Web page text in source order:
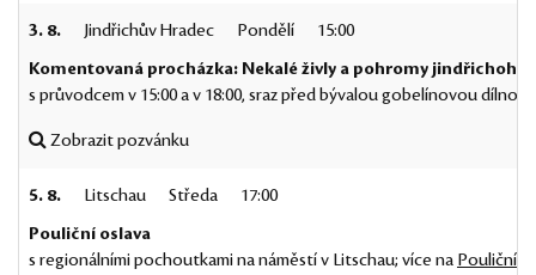
3. 8. Jindřichův Hradec Pondělí
15:00
Komentovaná procházka: Nekalé živly a pohromy
s průvodcem v 15:00 a v 18:00, sraz před bývalou gobelínovou
Zobrazit pozvánku
5. 8. Litschau Středa
17:00
Pouliční oslava
s regionálními pochoutkami na náměstí v Litschau; více na Pouliční